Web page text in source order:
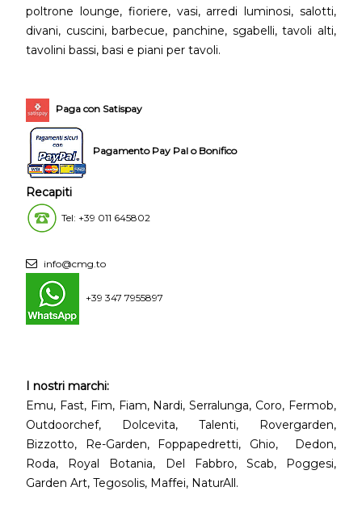
poltrone lounge, fioriere, vasi, arredi luminosi, salotti,
divani, cuscini, barbecue, panchine, sgabelli, tavoli alti,
tavolini bassi, basi e piani per tavoli.
Paga con Satispay
Pagamento Pay Pal o Bonifico
Recapiti
Tel: +39 011 645802
info@cmg.to
+39 347 7955897
I nostri marchi:
Emu, Fast, Fim, Fiam, Nardi, Serralunga, Coro, Fermob,
Outdoorchef, Dolcevita, Talenti, Rovergarden,
Bizzotto, Re-Garden, Foppapedretti, Ghio, Dedon,
Roda, Royal Botania, Del Fabbro, Scab, Poggesi,
Garden Art, Tegosolis, Maffei, NaturAll.